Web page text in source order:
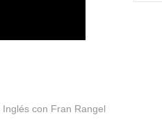
con Fran Rangel